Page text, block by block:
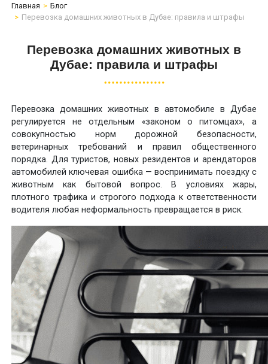
Главная
Блог
Перевозка домашних животных в Дубае: правила и штрафы
Перевозка домашних животных в
Дубае: правила и штрафы
Перевозка домашних животных в автомобиле в Дубае
регулируется не отдельным «законом о питомцах», а
совокупностью норм дорожной безопасности,
ветеринарных требований и правил общественного
порядка. Для туристов, новых резидентов и арендаторов
автомобилей ключевая ошибка — воспринимать поездку с
животным как бытовой вопрос. В условиях жары,
плотного трафика и строгого подхода к ответственности
водителя любая неформальность превращается в риск.